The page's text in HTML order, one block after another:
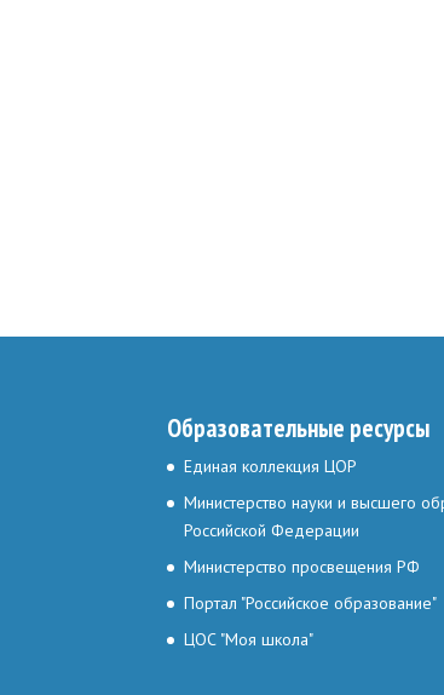
Образовательные ресурсы
Единая коллекция ЦОР
Министерство науки и высшего
Российской Федерации
Министерство просвещения РФ
Портал "Российское образование"
ЦОС "Моя школа"